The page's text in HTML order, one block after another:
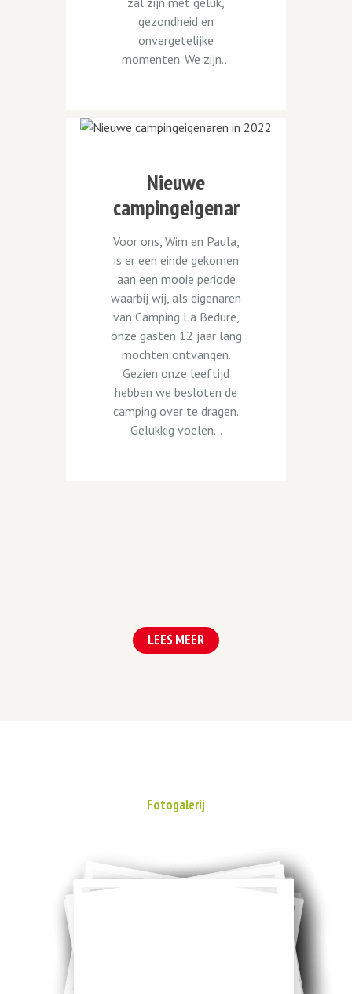
gezondheid en
onvergetelijke
momenten. We zijn...
Nieuwe
campingeigenar
en in 2022
Voor ons, Wim en Paula,
is er een einde gekomen
aan een mooie periode
waarbij wij, als eigenaren
van Camping La Bedure,
onze gasten 12 jaar lang
mochten ontvangen.
Gezien onze leeftijd
hebben we besloten de
camping over te dragen.
Gelukkig voelen...
LEES MEER
Fotogalerij